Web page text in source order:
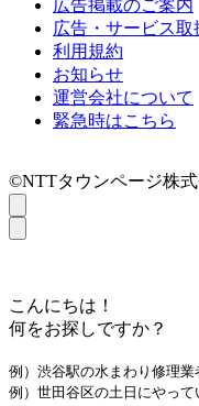
広告掲載のご案内
広告・サービス取
利用規約
お知らせ
運営会社について
緊急時はこちら
©NTTタウンページ株式
こんにちは！
何をお探しですか？
例）渋谷駅の水まわり修理業
例）世田谷区の土日にやって